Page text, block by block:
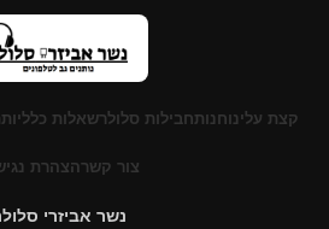
קצת עלינוחנותחבילות סלולרשאלות כלליות
צור קשרהצהרת
נשר אביזרי